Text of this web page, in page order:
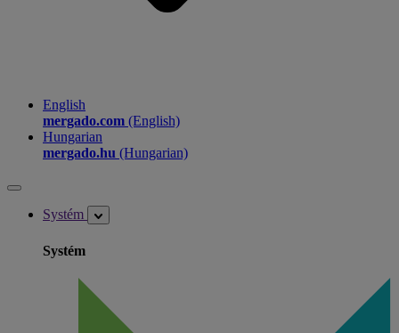
English
mergado.com (English)
Hungarian
mergado.hu (Hungarian)
Systém
Systém